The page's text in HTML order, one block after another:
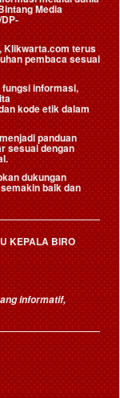
Media
Klikwarta.com terus
pembaca sesuai
informasi,
kode etik dalam
panduan
sesuai dengan
dukungan
baik dan
KEPALA BIRO
informatif,